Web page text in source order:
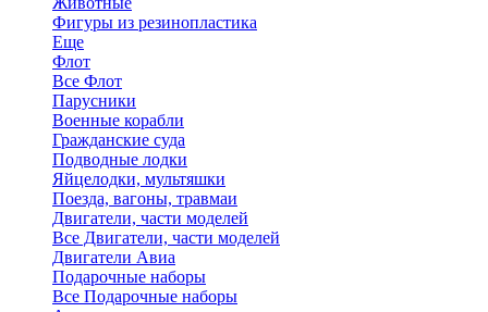
Фигуры из резинопластика
Еще
Флот
Все Флот
Парусники
Военные корабли
Гражданские суда
Подводные лодки
Яйцелодки, мультяшки
Поезда, вагоны, травмаи
Двигатели, части моделей
Все Двигатели, части моделей
Двигатели Авиа
Подарочные наборы
Все Подарочные наборы